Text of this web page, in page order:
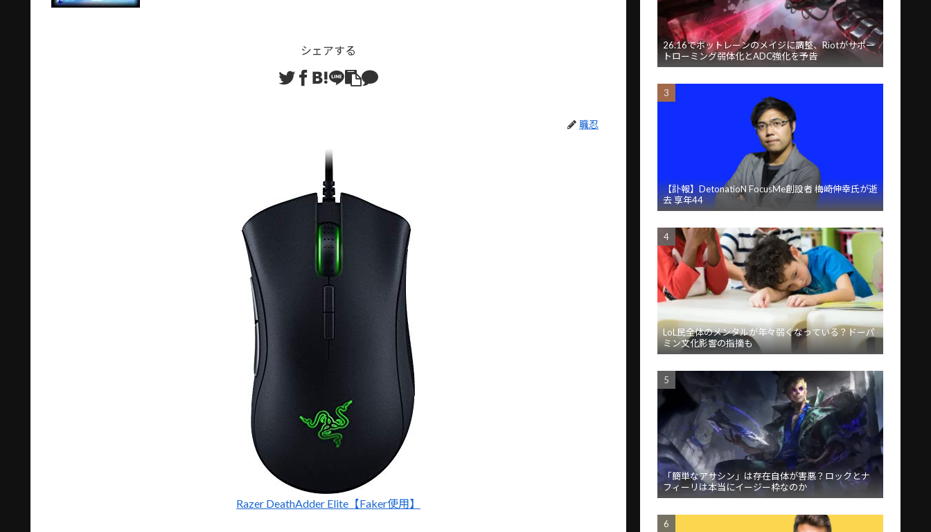
シェアする
職忍
Razer DeathAdder Elite【Faker使用】
26.16でボットレーンのメイジに調整、Riotがサポー
トローミング弱体化とADC強化を予告
【訃報】DetonatioN FocusMe創設者 梅崎伸幸氏が逝
去 享年44
LoL民全体のメンタルが年々弱くなっている？ドーパ
ミン文化影響の指摘も
「簡単なアサシン」は存在自体が害悪？ロックとナ
フィーリは本当にイージー枠なのか